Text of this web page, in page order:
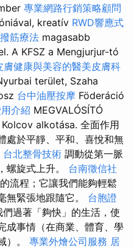
專業網路行銷策略顧問
kreatív RWD響應式
撥筋療法 magasabb
A KFSZ a Mengjurjur-tó
膚健康與美容的醫美皮膚科
terület, Szaha
台中油壓按摩 Föderáció
介紹 MEGVALÓSÍTÓ
Kolcov alkotása. 全面作用
處於平靜、平和、喜悅和無
台北整骨技術 調動從第一脈
螺旋式上升。 台南徵信社
流程；它讓我們能夠輕鬆
無緊張地跟隨它。 台胞證
們過著「夠快」的生活，使
成事情（在商業、體育、學
）。 專業外燴公司服務 居